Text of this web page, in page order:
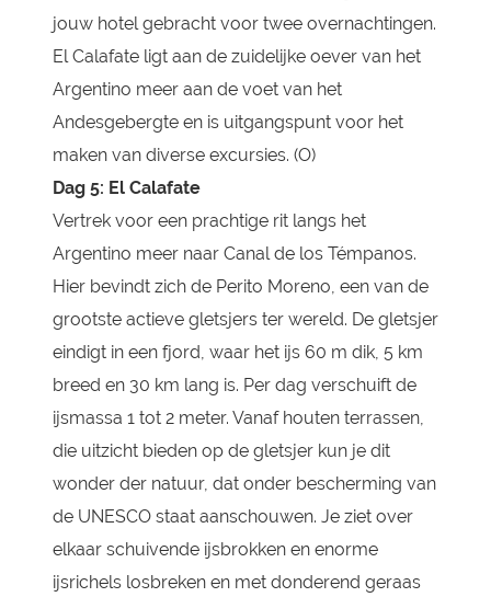
jouw hotel gebracht voor twee overnachtingen.
El Calafate ligt aan de zuidelijke oever van het
Argentino meer aan de voet van het
Andesgebergte en is uitgangspunt voor het
maken van diverse excursies. (O)
Dag 5: El Calafate
Vertrek voor een prachtige rit langs het
Argentino meer naar Canal de los Témpanos.
Hier bevindt zich de Perito Moreno, een van de
grootste actieve gletsjers ter wereld. De gletsjer
eindigt in een fjord, waar het ijs 60 m dik, 5 km
breed en 30 km lang is. Per dag verschuift de
ijsmassa 1 tot 2 meter. Vanaf houten terrassen,
die uitzicht bieden op de gletsjer kun je dit
wonder der natuur, dat onder bescherming van
de UNESCO staat aanschouwen. Je ziet over
elkaar schuivende ijsbrokken en enorme
ijsrichels losbreken en met donderend geraas